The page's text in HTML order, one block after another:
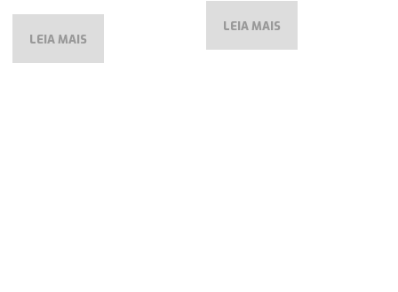
LEIA MAIS
LEIA MAIS